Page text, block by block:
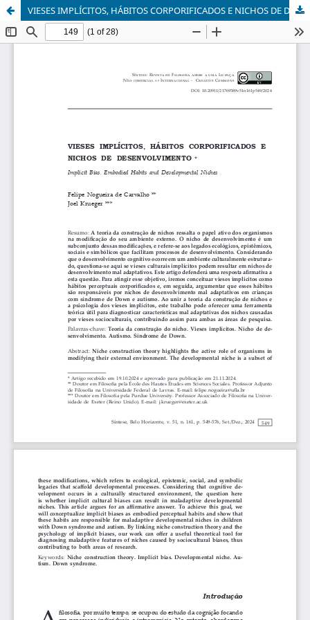
VIESES IMPLÍCITOS, HÁBITOS CORPORIFICADOS E NICHOS DE DESENVOLVIMENTO